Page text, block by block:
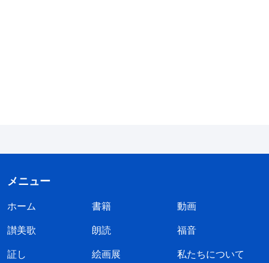
ています。また四
ついて、マタイによる福音書26章75節は、『
マルコによる福音書14章72節は、『にわとりが二
度鳴く前に、三度わたしを知らないと言うであろ
メニュー
ホーム 書籍
動画
讃美歌
朗読
福音
証し
絵画展 私たちについて